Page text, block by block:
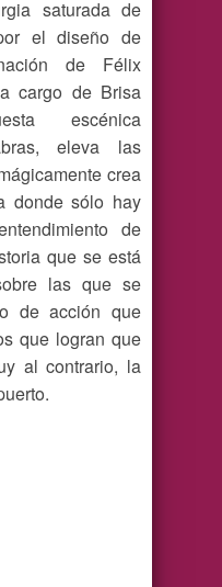
saturada de
el diseño de
de Félix
cargo de Brisa
escénica
eleva las
crea
donde sólo hay
de
que se está
las que se
de acción que
que logran que
al contrario, la